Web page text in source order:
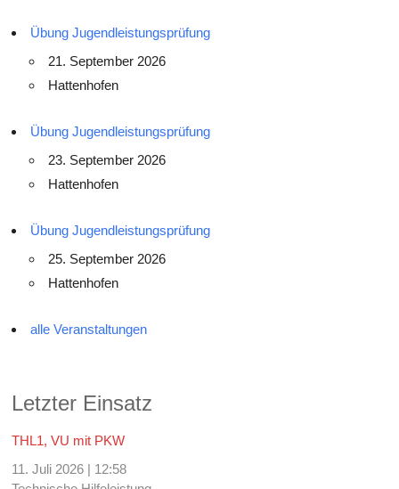
Übung Jugendleistungsprüfung
21. September 2026
Hattenhofen
Übung Jugendleistungsprüfung
23. September 2026
Hattenhofen
Übung Jugendleistungsprüfung
25. September 2026
Hattenhofen
alle Veranstaltungen
Letzter Einsatz
THL1, VU mit PKW
11. Juli 2026 | 12:58